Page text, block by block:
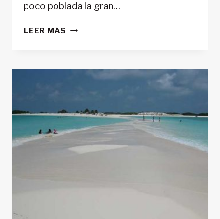
poco poblada la gran…
LEER MÁS EL